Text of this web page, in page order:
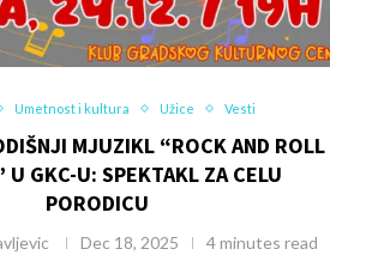
Umetnost i kultura Užice Vesti
MJUZIKL “ROCK AND ROLL
U GKC-U: SPEKTAKL ZA CELU
PORODICU
Dec 18, 2025 4 minutes read